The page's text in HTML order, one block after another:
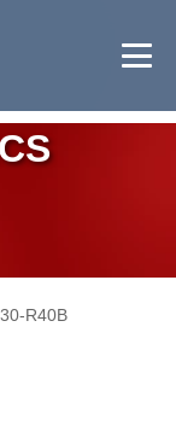
R40B